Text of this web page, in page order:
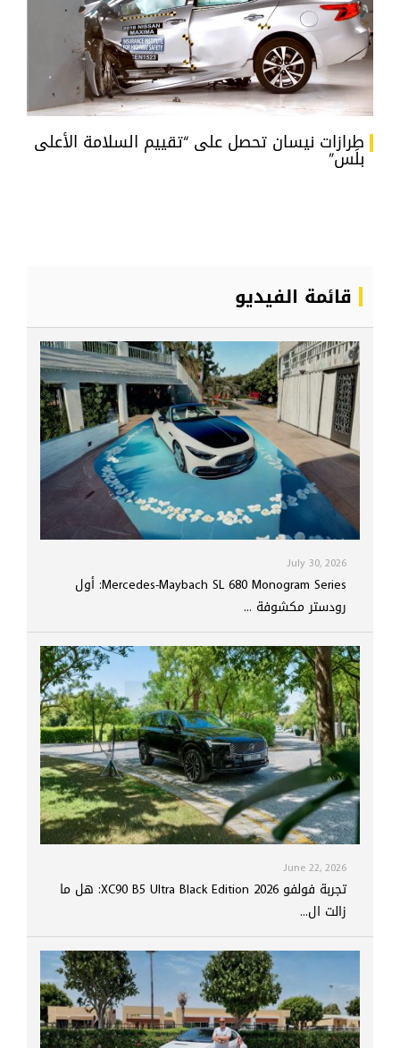
طرازات نيسان تحصل على “تقييم السلامة الأعلى
بلَس”
قائمة الفيديو
July 30, 2026
Mercedes-Maybach SL 680 Monogram Series: أول
رودستر مكشوفة ...
June 22, 2026
تجربة فولفو XC90 B5 Ultra Black Edition 2026: هل ما
زالت ال...